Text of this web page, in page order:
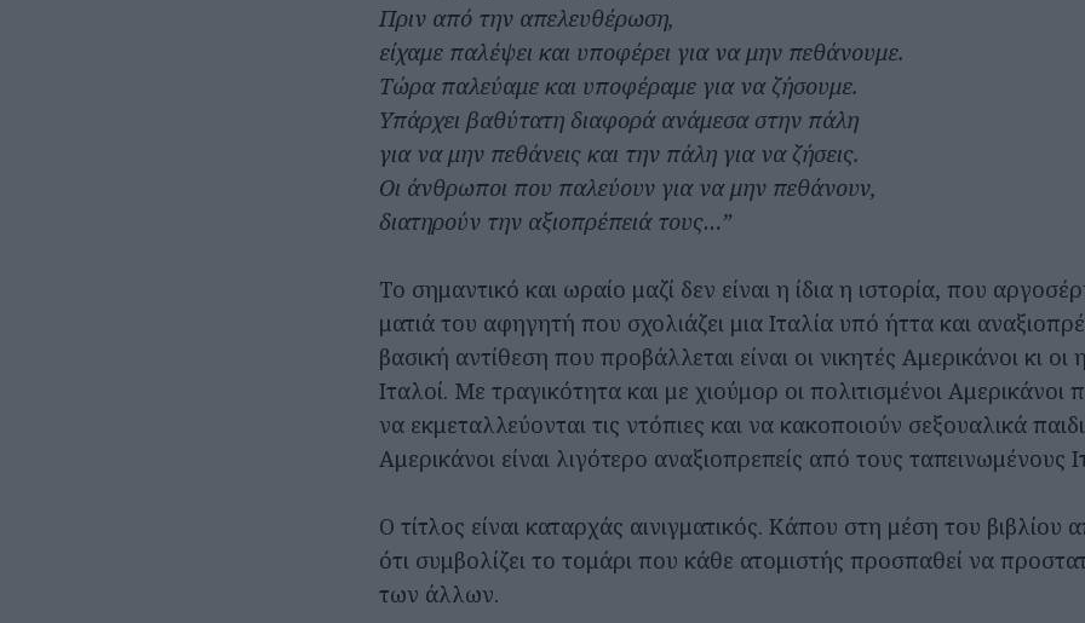
Πριν από την απελευθέρωση,
είχαμε παλέψει και υποφέρει για να μην πεθάνουμε.
Τώρα παλεύαμε και υποφέραμε για να ζήσουμε.
Υπάρχει βαθύτατη διαφορά ανάμεσα στην πάλη
για να μην πεθάνεις και την πάλη για να ζήσεις.
Οι άνθρωποι που παλεύουν για να μην πεθάνουν,
διατηρούν την αξιοπρέπειά τους…”
Το σημαντικό και ωραίο μαζί δεν είναι η ίδια η ιστορία, που
ματιά του αφηγητή που σχολιάζει μια Ιταλία υπό ήττα και
βασική αντίθεση που προβάλλεται είναι οι νικητές Αμερικάνοι κι οι
Ιταλοί. Με τραγικότητα και με χιούμορ οι πολιτισμένοι Αμερικάνοι
να εκμεταλλεύονται τις ντόπιες και να κακοποιούν σεξουαλικά
Αμερικάνοι είναι λιγότερο αναξιοπρεπείς από τους ταπεινωμένους
Ο τίτλος είναι καταρχάς αινιγματικός. Κάπου στη μέση του βιβλίου
ότι συμβολίζει το τομάρι που κάθε ατομιστής προσπαθεί να
των άλλων.